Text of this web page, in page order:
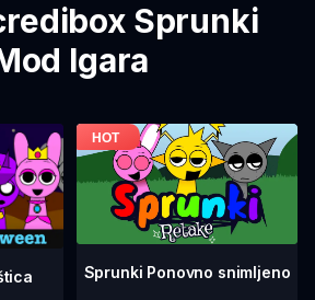
Sprunki
Igara
Sprunki Ponovno snimljeno